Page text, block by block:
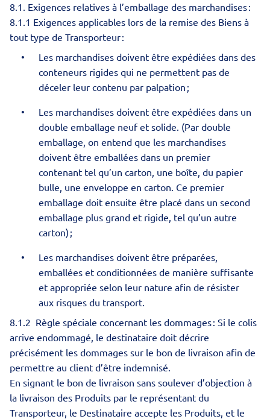
8.1. Exigences relatives à l’emballage des marchandises :
8.1.1 Exigences applicables lors de la remise des Biens à
tout type de Transporteur :
Les marchandises doivent être expédiées dans des
conteneurs rigides qui ne permettent pas de
déceler leur contenu par palpation ;
Les marchandises doivent être expédiées dans un
double emballage neuf et solide. (Par double
emballage, on entend que les marchandises
doivent être emballées dans un premier
contenant tel qu’un carton, une boîte, du papier
bulle, une enveloppe en carton. Ce premier
emballage doit ensuite être placé dans un second
emballage plus grand et rigide, tel qu’un autre
carton) ;
Les marchandises doivent être préparées,
emballées et conditionnées de manière suffisante
et appropriée selon leur nature afin de résister
aux risques du transport.
8.1.2 Règle spéciale concernant les dommages : Si le colis
arrive endommagé, le destinataire doit décrire
précisément les dommages sur le bon de livraison afin de
permettre au client d’être indemnisé.
En signant le bon de livraison sans soulever d’objection à
la livraison des Produits par le représentant du
Transporteur, le Destinataire accepte les Produits, et le